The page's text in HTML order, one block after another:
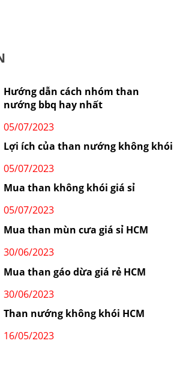
Hướng dẫn cách nhóm than
nướng bbq hay nhất
05/07/2023
Lợi ích của than nướng không khói
05/07/2023
Mua than không khói giá sỉ
05/07/2023
Mua than mùn cưa giá sỉ HCM
30/06/2023
Mua than gáo dừa giá rẻ HCM
30/06/2023
Than nướng không khói HCM
16/05/2023